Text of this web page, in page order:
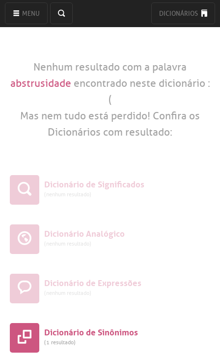
MENU DICIONÁRIOS
Nenhum resultado com a palavra
abstrusidade encontrado neste dicionário :
(
Mas nem tudo está perdido! Confira os
Dicionários com resultado:
Dicionário de Significados
(nenhum resultado)
Dicionário Analógico
(nenhum resultado)
Dicionário de Expressões
(nenhum resultado)
Dicionário de Sinônimos
(1 resultado)